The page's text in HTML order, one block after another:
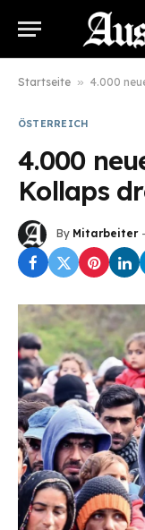
Startseite » 4.000
ÖSTERREICH
4.000
Kollaps
By Mitarbeiter